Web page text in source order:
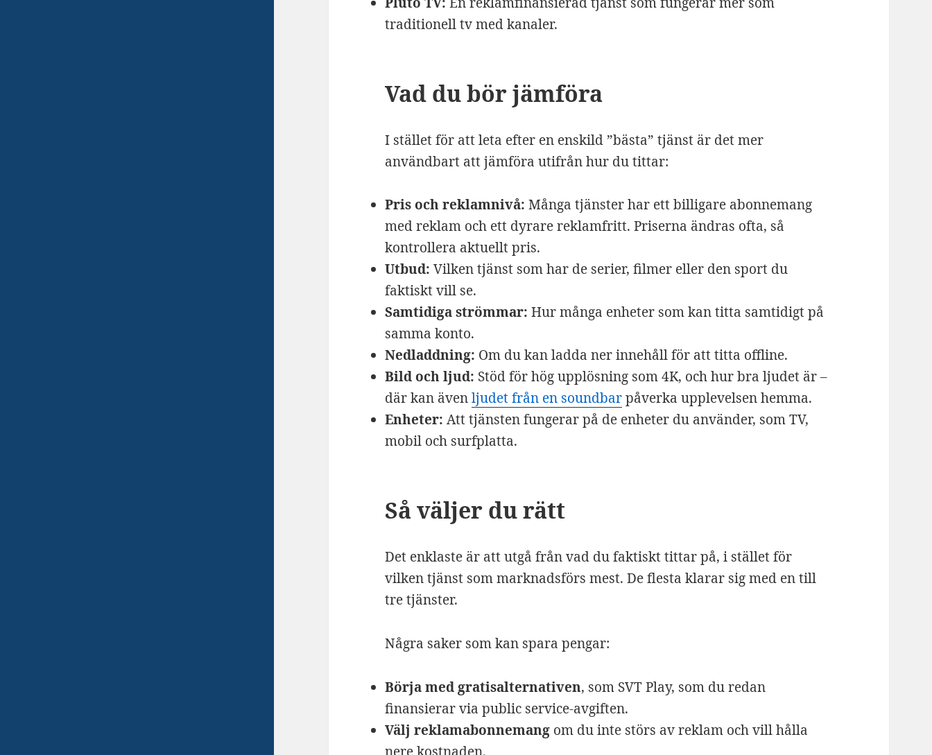
traditionell tv med kanaler.
Vad du bör jämföra
I stället för att leta efter en enskild ”bästa” tjänst är det mer
användbart att jämföra utifrån hur du tittar:
Pris och reklamnivå: Många tjänster har ett billigare abonnemang
med reklam och ett dyrare reklamfritt. Priserna ändras ofta, så
kontrollera aktuellt pris.
Utbud: Vilken tjänst som har de serier, filmer eller den sport du
faktiskt vill se.
Samtidiga strömmar: Hur många enheter som kan titta samtidigt på
samma konto.
Nedladdning: Om du kan ladda ner innehåll för att titta offline.
Bild och ljud: Stöd för hög upplösning som 4K, och hur bra ljudet är –
där kan ävenljudet från en soundbarpåverka upplevelsen hemma.
Enheter: Att tjänsten fungerar på de enheter du använder, som TV,
mobil och surfplatta.
Så väljer du rätt
Det enklaste är att utgå från vad du faktiskt tittar på, i stället för
vilken tjänst som marknadsförs mest. De flesta klarar sig med en till
tre tjänster.
Några saker som kan spara pengar:
Börja med gratisalternativen, som SVT Play, som du redan
finansierar via public service-avgiften.
Välj reklamabonnemang om du inte störs av reklam och vill hålla